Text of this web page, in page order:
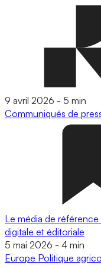
9 avril 2026 - 5 min
Communiqués de
Le média de
digitale et éditoriale
5 mai 2026 - 4 min
Europe Politique